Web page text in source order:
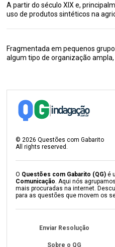
A partir do século XIX e,
uso de produtos sintéticos na
Fragmentada em pequenos
algum tipo de organização
© 2026 Questões com Gabarito
All rights reserved.
O Questões com Gabarito (QG) é
Comunicação . Aqui nós
mais procuradas na internet.
para as questões que movem os
Enviar Resolução
Sobre o QG